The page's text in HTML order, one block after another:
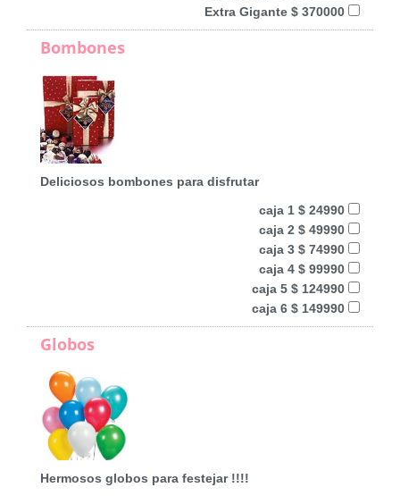
Extra Gigante $ 370000
Bombones
Deliciosos bombones para disfrutar
caja 1 $ 24990
caja 2 $ 49990
caja 3 $ 74990
caja 4 $ 99990
caja 5 $ 124990
caja 6 $ 149990
Globos
Hermosos globos para festejar !!!!